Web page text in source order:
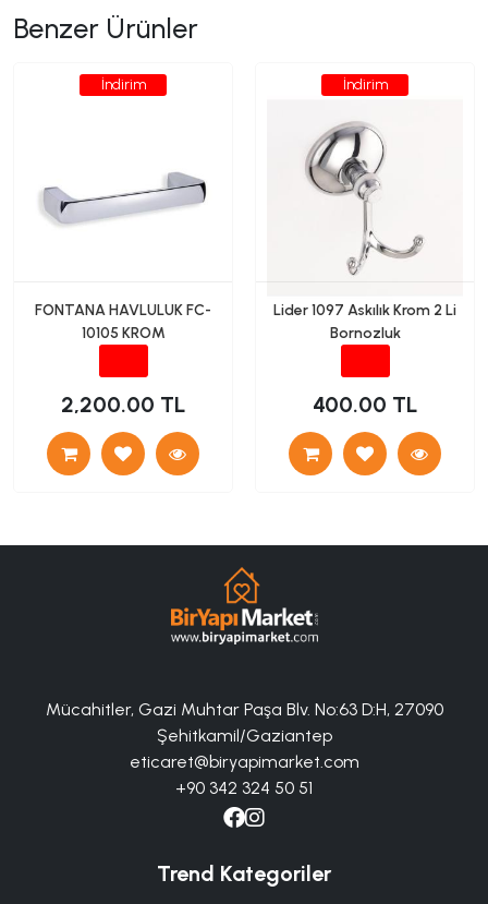
Benzer Ürünler
İndirim
FONTANA HAVLULUK FC-
10105 KROM
2,200.00 TL
İndirim
Lider 1097 Askılık Krom 2 Li
Bornozluk
400.00 TL
Mücahitler, Gazi Muhtar Paşa Blv. No:63 D:H, 27090
Şehitkamil/Gaziantep
eticaret@biryapimarket.com
+90 342 324 50 51
Trend Kategoriler